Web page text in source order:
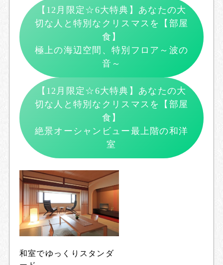
【12月限定☆6大特典】あなたの大
切な人と特別なクリスマスを【部屋
食】
極上の海辺空間、特別フロア～波の
音～
【12月限定☆6大特典】あなたの大
切な人と特別なクリスマスを【部屋
食】
絶景オーシャンビュー最上階の和洋
室
和室でゆっくりスタンダ